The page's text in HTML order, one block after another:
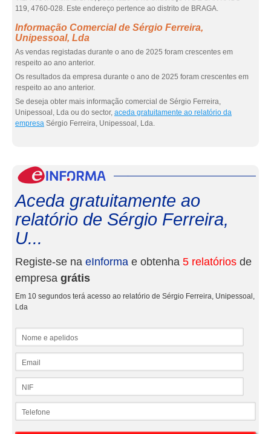
119, 4760-028. Este endereço pertence ao distrito de BRAGA.
Informação Comercial de Sérgio Ferreira,
Unipessoal, Lda
As vendas registadas durante o ano de 2025 foram crescentes em
respeito ao ano anterior.
Os resultados da empresa durante o ano de 2025 foram crescentes em
respeito ao ano anterior.
Se deseja obter mais informação comercial de Sérgio Ferreira,
Unipessoal, Lda ou do sector, aceda gratuitamente ao relatório da
empresa Sérgio Ferreira, Unipessoal, Lda.
Aceda gratuitamente ao
relatório de Sérgio Ferreira,
U...
Registe-se na eInforma e obtenha 5 relatórios de
empresa grátis
Em 10 segundos terá acesso ao relatório de Sérgio Ferreira, Unipessoal,
Lda